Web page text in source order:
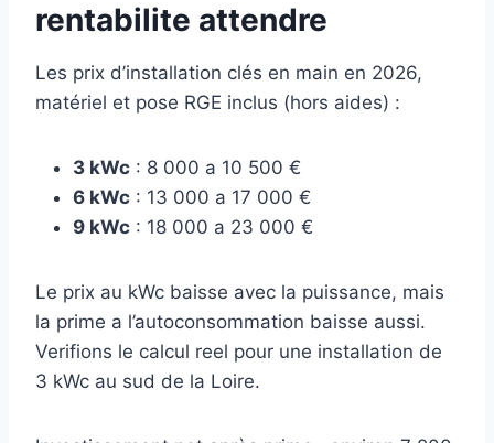
rentabilite attendre
Les prix d’installation clés en main en 2026,
matériel et pose RGE inclus (hors aides) :
3 kWc : 8 000 a 10 500 €
6 kWc : 13 000 a 17 000 €
9 kWc : 18 000 a 23 000 €
Le prix au kWc baisse avec la puissance, mais
la prime a l’autoconsommation baisse aussi.
Verifions le calcul reel pour une installation de
3 kWc au sud de la Loire.